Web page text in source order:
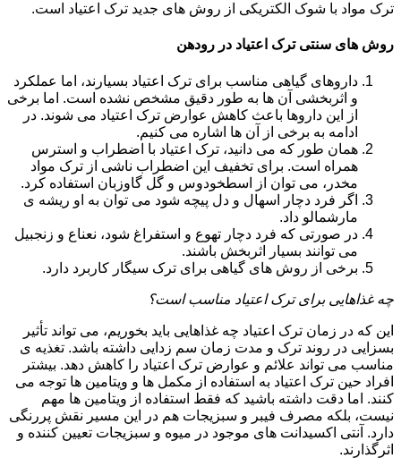
ترک مواد با شوک الکتریکی از روش های جدید ترک اعتیاد است.
روش های سنتی ترک اعتیاد در رودهن
داروهای گیاهی مناسب برای ترک اعتیاد بسیارند، اما عملکرد
و اثربخشی آن ها به طور دقیق مشخص نشده است. اما برخی
از این داروها باعث کاهش عوارض ترک اعتیاد می شوند. در
ادامه به برخی از آن ها اشاره می کنیم.
همان طور که می دانید، ترک اعتیاد با اضطراب و استرس
همراه است. برای تخفیف این اضطراب ناشی از ترک مواد
مخدر، می توان از اسطخودوس و گل گاوزبان استفاده کرد.
اگر فرد دچار اسهال و دل پیچه شود می توان به او ریشه ی
مارشمالو داد.
در صورتی که فرد دچار تهوع و استفراغ شود، نعناع و زنجبیل
می توانند بسیار اثربخش باشند.
برخی از روش های گیاهی برای ترک سیگار کاربرد دارد.
چه غذاهایی برای ترک اعتیاد مناسب است؟
این که در زمان ترک اعتیاد چه غذاهایی باید بخوریم، می تواند تأثیر
بسزایی در روند ترک و مدت زمان سم زدایی داشته باشد. تغذیه ی
مناسب می تواند علائم و عوارض ترک اعتیاد را کاهش دهد. بیشتر
افراد حین ترک اعتیاد به استفاده از مکمل ها و ویتامین ها توجه می
کنند. اما دقت داشته باشید که فقط استفاده از ویتامین ها مهم
نیست، بلکه مصرف فیبر و سبزیجات هم در این مسیر نقش پررنگی
دارد. آنتی اکسیدانت های موجود در میوه و سبزیجات تعیین کننده و
اثرگذارند.